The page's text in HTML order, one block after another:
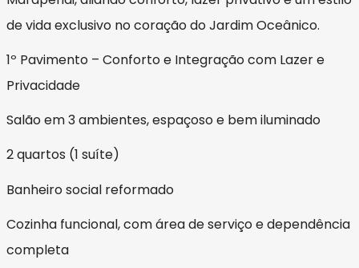
de vida exclusivo no coração do Jardim Oceânico.
1º Pavimento – Conforto e Integração com Lazer e
Privacidade
Salão em 3 ambientes, espaçoso e bem iluminado
2 quartos (1 suíte)
Banheiro social reformado
Cozinha funcional, com área de serviço e dependência
completa